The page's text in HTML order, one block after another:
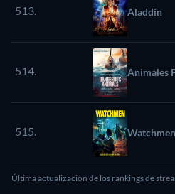
513. Aladdín
514. Animales
515. Watchmen
Última actualización de los rankings de